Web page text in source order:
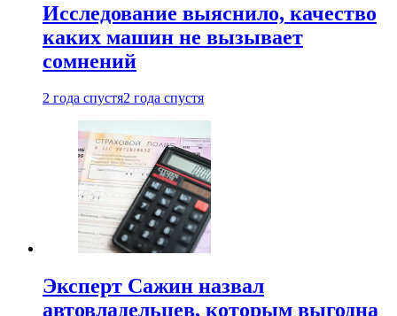
Исследование выяснило, качество
каких машин не вызывает
сомнений
2 года спустя2 года спустя
Эксперт Сажин назвал
автовладельцев, которым выгодна